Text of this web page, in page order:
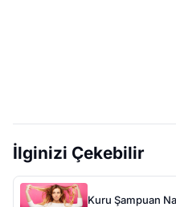
İlginizi Çekebilir
Kuru Şampuan